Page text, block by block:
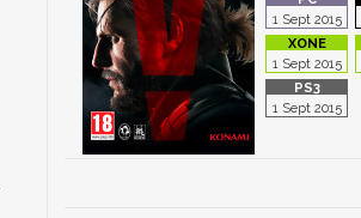
1 Sept 2015
1 Sept 2015
1 Sept 2015